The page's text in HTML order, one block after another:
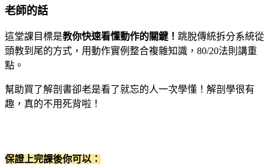
老師的話
這堂課目標是教你快速看懂動作的關鍵！ 跳脫傳統拆分系統從
頭教到尾的方式，用動作實例整合複雜知識，80/20法則講重
點。
幫助買了解剖書卻老是看了就忘的人一次學懂！解剖學很有
趣，真的不用死背啦！
保證上完課後你可以：